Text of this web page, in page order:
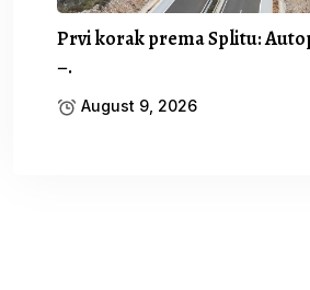
Prvi korak prema Splitu:
–.
August 9, 2026